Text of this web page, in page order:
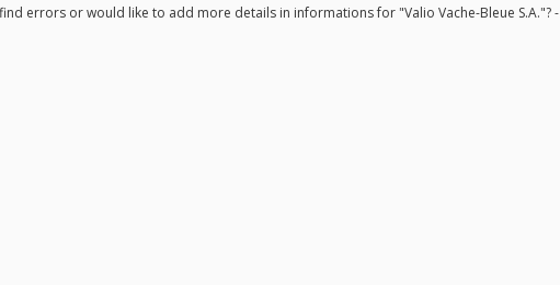
errors or would like to add more details in informations for "Valio Vache-Bleue S.A."? -